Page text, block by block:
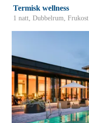
Termisk wellness
1 natt, Dubbelrum, Frukost